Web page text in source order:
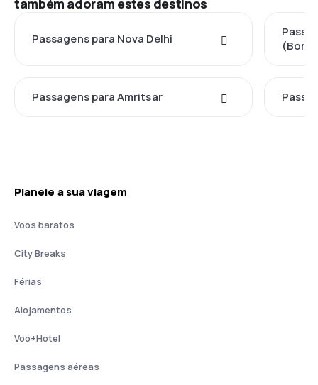
Passagens para Nova Delhi
Passagens para Amritsar
Planeie a sua viagem
Voos baratos
City Breaks
Férias
Alojamentos
Voo+Hotel
Passagens aéreas